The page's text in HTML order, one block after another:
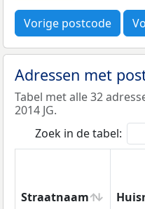
Vorige postcode
Adressen met
Tabel met alle 32
2014 JG.
Zoek in de tabel:
Straatnaam